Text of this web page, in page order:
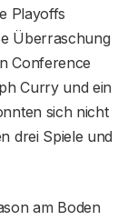
Playoffs
Überraschung
Conference
Curry und ein
sich nicht
drei Spiele und
am Boden